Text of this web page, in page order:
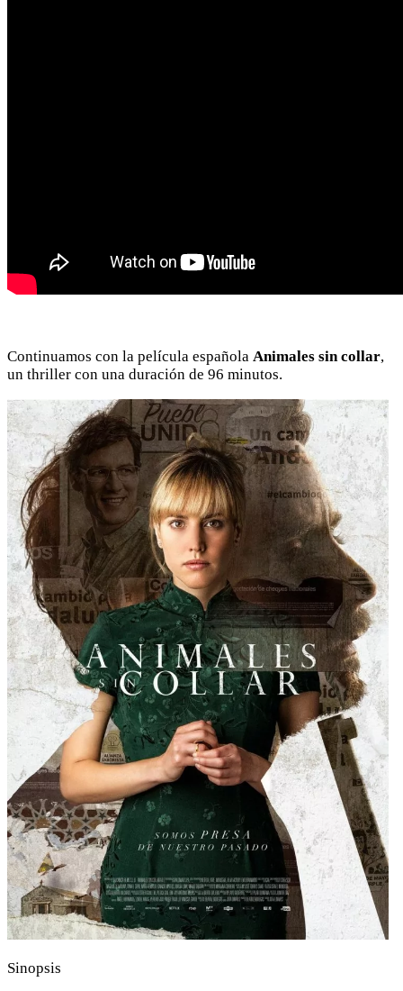
Continuamos con la película española Animales sin collar,
un thriller con una duración de 96 minutos.
Sinopsis